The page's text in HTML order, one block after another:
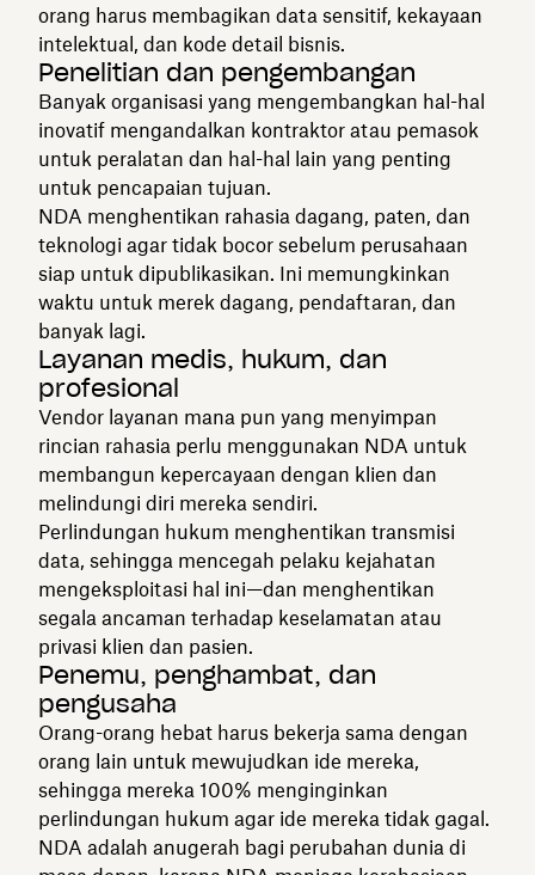
orang harus membagikan data sensitif, kekayaan
intelektual, dan kode detail bisnis.
Penelitian dan pengembangan
Banyak organisasi yang mengembangkan hal-hal
inovatif mengandalkan kontraktor atau pemasok
untuk peralatan dan hal-hal lain yang penting
untuk pencapaian tujuan.
NDA menghentikan rahasia dagang, paten, dan
teknologi agar tidak bocor sebelum perusahaan
siap untuk dipublikasikan. Ini memungkinkan
waktu untuk merek dagang, pendaftaran, dan
banyak lagi.
Layanan medis, hukum, dan
profesional
Vendor layanan mana pun yang menyimpan
rincian rahasia perlu menggunakan NDA untuk
membangun kepercayaan dengan klien dan
melindungi diri mereka sendiri.
Perlindungan hukum menghentikan transmisi
data, sehingga mencegah pelaku kejahatan
mengeksploitasi hal ini—dan menghentikan
segala ancaman terhadap keselamatan atau
privasi klien dan pasien.
Penemu, penghambat, dan
pengusaha
Orang-orang hebat harus bekerja sama dengan
orang lain untuk mewujudkan ide mereka,
sehingga mereka 100% menginginkan
perlindungan hukum agar ide mereka tidak gagal.
NDA adalah anugerah bagi perubahan dunia di